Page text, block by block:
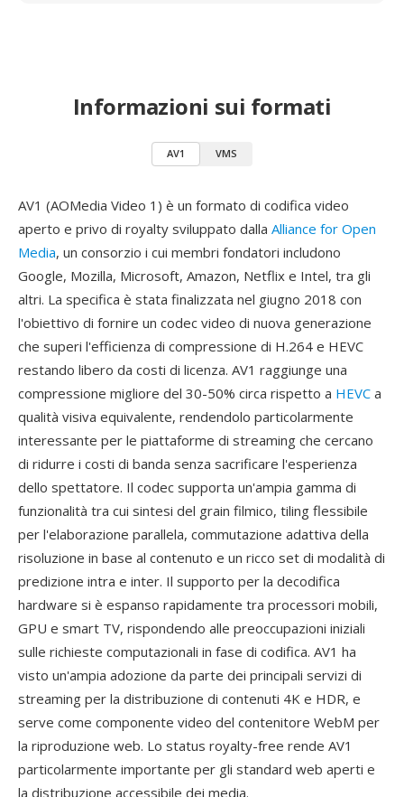
Informazioni sui formati
AV1 VMS
AV1 (AOMedia Video 1) è un formato di codifica video
aperto e privo di royalty sviluppato dalla Alliance for Open
Media, un consorzio i cui membri fondatori includono
Google, Mozilla, Microsoft, Amazon, Netflix e Intel, tra gli
altri. La specifica è stata finalizzata nel giugno 2018 con
l'obiettivo di fornire un codec video di nuova generazione
che superi l'efficienza di compressione di H.264 e HEVC
restando libero da costi di licenza. AV1 raggiunge una
compressione migliore del 30-50% circa rispetto a HEVC a
qualità visiva equivalente, rendendolo particolarmente
interessante per le piattaforme di streaming che cercano
di ridurre i costi di banda senza sacrificare l'esperienza
dello spettatore. Il codec supporta un'ampia gamma di
funzionalità tra cui sintesi del grain filmico, tiling flessibile
per l'elaborazione parallela, commutazione adattiva della
risoluzione in base al contenuto e un ricco set di modalità di
predizione intra e inter. Il supporto per la decodifica
hardware si è espanso rapidamente tra processori mobili,
GPU e smart TV, rispondendo alle preoccupazioni iniziali
sulle richieste computazionali in fase di codifica. AV1 ha
visto un'ampia adozione da parte dei principali servizi di
streaming per la distribuzione di contenuti 4K e HDR, e
serve come componente video del contenitore WebM per
la riproduzione web. Lo status royalty-free rende AV1
particolarmente importante per gli standard web aperti e
la distribuzione accessibile dei media.